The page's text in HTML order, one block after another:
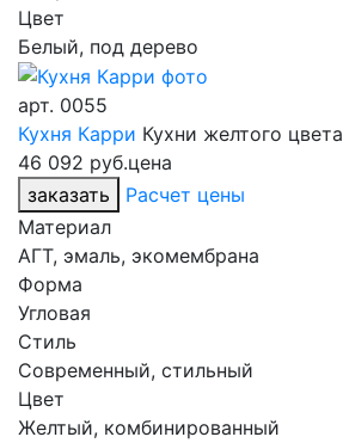
Цвет
Белый, под дерево
арт. 0055
Кухня Карри Кухни желтого цвета
46 092 руб.цена
заказать
Расчет цены
Материал
АГТ, эмаль, экомембрана
Форма
Угловая
Стиль
Современный, стильный
Цвет
Желтый, комбинированный